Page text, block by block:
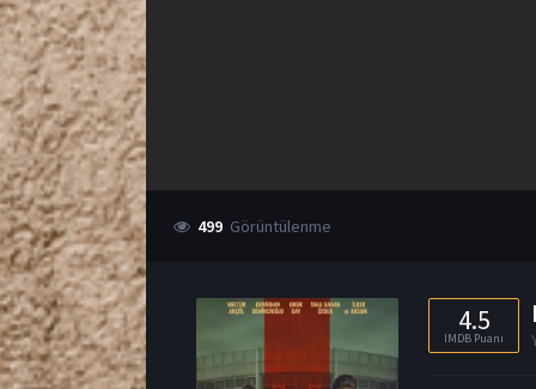
499 Görüntülenme
4.5
IMDB Puanı